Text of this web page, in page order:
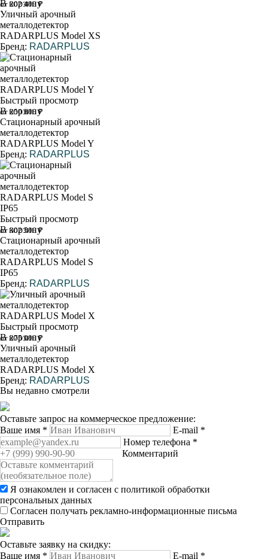
В корзину
от 202 400 ₽
Уличный арочный
металлодетектор
RADARPLUS Model XS
Бренд: RADARPLUS
Быстрый просмотр
В корзину
от 250 800 ₽
Стационарный арочный
металлодетектор
RADARPLUS Model Y
Бренд: RADARPLUS
Быстрый просмотр
В корзину
от 302 500 ₽
Стационарный арочный
металлодетектор
RADARPLUS Model S
IP65
Бренд: RADARPLUS
Быстрый просмотр
В корзину
от 275 000 ₽
Уличный арочный
металлодетектор
RADARPLUS Model X
Бренд: RADARPLUS
Вы недавно смотрели
Оставьте запрос на коммерческое предложение:
Ваше имя * E-mail *
Номер телефона *
Комментарий
Я ознакомлен и согласен с политикой обработки
персональных данных
Согласен получать рекламно-информационные письма
Отправить
Оставьте заявку на скидку:
Ваше имя * E-mail *